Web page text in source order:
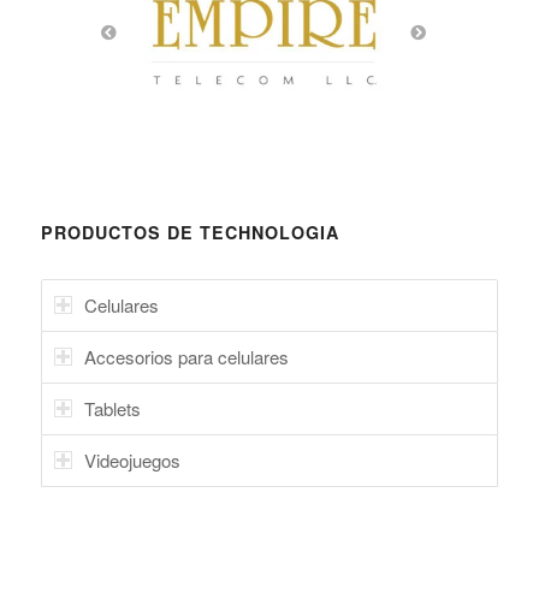
PRODUCTOS DE TECHNOLOGIA
Celulares
Accesorios para celulares
Tablets
Videojuegos